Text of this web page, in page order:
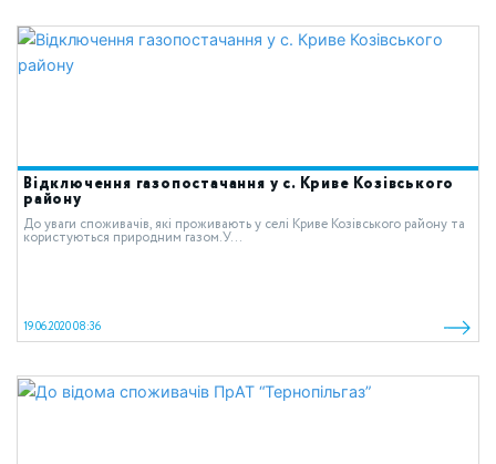
Відключення газопостачання у с. Криве Козівського
району
До уваги споживачів, які проживають у cелі Криве Козівського району та
користуються природним газом.У...
19.06.2020 08:36